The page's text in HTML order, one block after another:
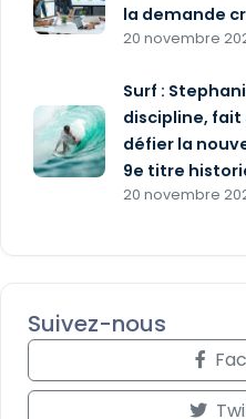
la demande
20 novembre
Surf :
discipline,
défier la
9e titre
20 novembre
Suivez-nous